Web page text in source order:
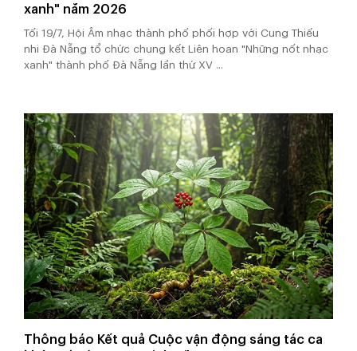
xanh" năm 2026
Tối 19/7, Hội Âm nhạc thành phố phối hợp với Cung Thiếu
nhi Đà Nẵng tổ chức chung kết Liên hoan "Những nốt nhạc
xanh" thành phố Đà Nẵng lần thứ XV ...
Thông báo Kết quả Cuộc vận động sáng tác ca